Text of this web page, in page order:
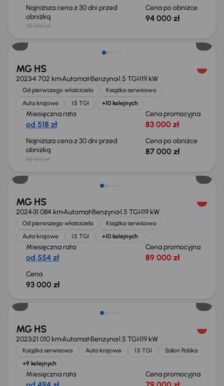
Najniższa cena z 30 dni przed
obniżką
95 000 zł
Cena po obniżce
94 000 zł
Taniej o 1 000 zł
MG HS
20234 702 kmAutomatBenzyna1.5 TGI119 kW
Od pierwszego właściciela
Książka serwisowa
Auta krajowe
1.5 TGI +10 kolejnych
Miesięczna rata
od 518 zł
Cena promocyjna
83 000 zł
Najniższa cena z 30 dni przed
obniżką
88 000 zł
Cena po obniżce
87 000 zł
Od nowego taniej o 32 000 zł
MG HS
202431 084 kmAutomatBenzyna1.5 TGI119 kW
Od pierwszego właściciela
Książka serwisowa
Auta krajowe
1.5 TGI +10 kolejnych
Miesięczna rata
od 554 zł
Cena promocyjna
89 000 zł
Cena
93 000 zł
MG HS
202321 010 kmAutomatBenzyna1.5 TGI119 kW
Książka serwisowa Auta krajowe 1.5 TGI
Salon Polska
+9 kolejnych
Miesięczna rata Cena promocyjna